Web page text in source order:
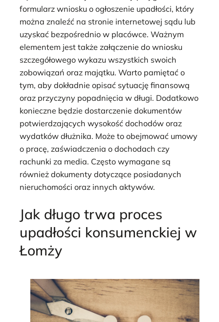
formularz wniosku o ogłoszenie upadłości, który
można znaleźć na stronie internetowej sądu lub
uzyskać bezpośrednio w placówce. Ważnym
elementem jest także załączenie do wniosku
szczegółowego wykazu wszystkich swoich
zobowiązań oraz majątku. Warto pamiętać o
tym, aby dokładnie opisać sytuację finansową
oraz przyczyny popadnięcia w długi. Dodatkowo
konieczne będzie dostarczenie dokumentów
potwierdzających wysokość dochodów oraz
wydatków dłużnika. Może to obejmować umowy
o pracę, zaświadczenia o dochodach czy
rachunki za media. Często wymagane są
również dokumenty dotyczące posiadanych
nieruchomości oraz innych aktywów.
Jak długo trwa proces
upadłości konsumenckiej w
Łomży